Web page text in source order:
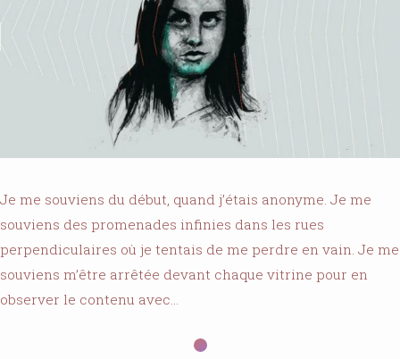
Je me souviens du début, quand j’étais anonyme. Je me
souviens des promenades infinies dans les rues
perpendiculaires où je tentais de me perdre en vain. Je me
souviens m’être arrêtée devant chaque vitrine pour en
observer le contenu avec…